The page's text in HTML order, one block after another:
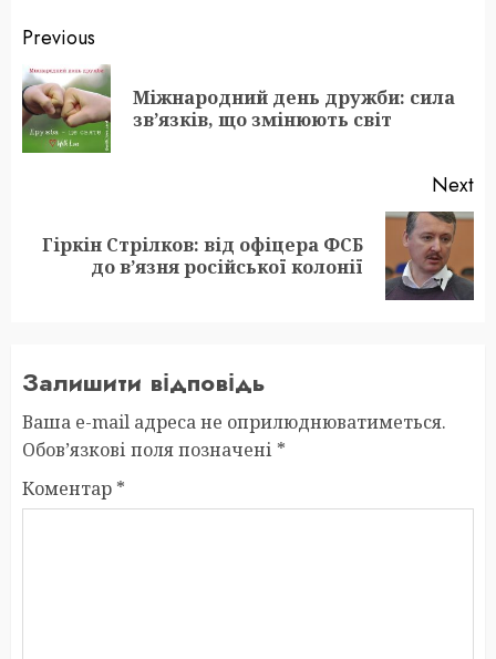
Post
navigation
Previous
Міжнародний день дружби: сила
зв’язків, що змінюють світ
Next
Next
Гіркін Стрілков: від офіцера ФСБ
до в’язня російської колонії
Залишити відповідь
Ваша e-mail адреса не оприлюднюватиметься.
Обов’язкові поля позначені *
Коментар *